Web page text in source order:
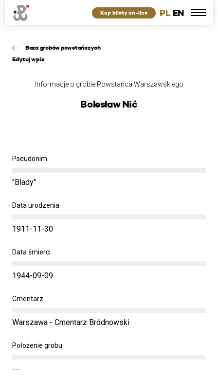
PL EN
Kup bilety on-line
Baza grobów powstańczych
Edytuj wpis
Informacje o grobie Powstańca Warszawskiego
Bolesław Nić
Pseudonim
"Blady"
Data urodzenia
1911-11-30
Data śmierci
1944-09-09
Cmentarz
Warszawa - Cmentarz Bródnowski
Położenie grobu
---